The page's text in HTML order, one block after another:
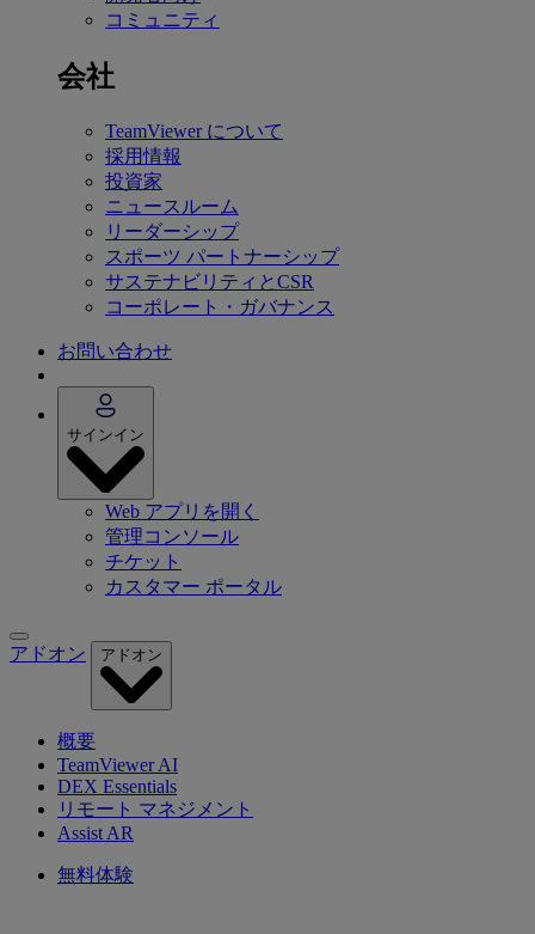
コミュニティ
会社
TeamViewer について
採用情報
投資家
ニュースルーム
リーダーシップ
スポーツ パートナーシップ
サステナビリティとCSR
コーポレート・ガバナンス
お問い合わせ
サインイン
Web アプリを開く
管理コンソール
チケット
カスタマー ポータル
アドオン アドオン
概要
TeamViewer AI
DEX Essentials
リモート マネジメント
Assist AR
無料体験